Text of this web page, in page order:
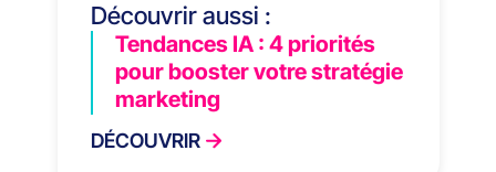
Découvrir aussi :
Tendances IA : 4 priorités
pour booster votre stratégie
marketing
DÉCOUVRIR